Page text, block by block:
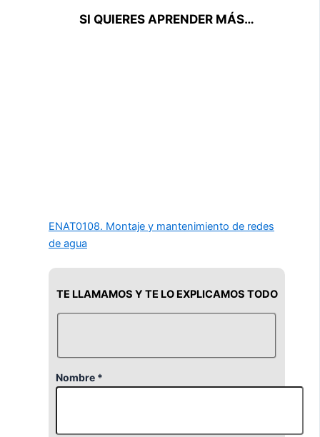
SI QUIERES APRENDER MÁS…
ENAT0108. Montaje y mantenimiento de redes
de agua
TE LLAMAMOS Y TE LO EXPLICAMOS TODO
Nombre *